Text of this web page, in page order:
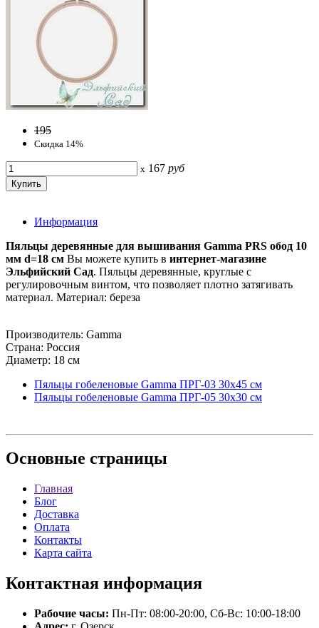
195
Скидка 14%
x 167 руб
Информация
Пяльцы деревянные для вышивания Gamma PRS обод 10
мм d=18 см Вы можете купить в интернет-магазине
Эльфийский Сад. Пяльцы деревянные, круглые с
регулировочным винтом, что позволяет плотно затягивать
материал. Материал: береза
Производитель: Gamma
Страна: Россия
Диаметр: 18 см
Пяльцы гобеленовые Gamma ПРГ-03 30х45 см
Пяльцы гобеленовые Gamma ПРГ-05 30х30 см
Основные страницы
Главная
Блог
Доставка
Оплата
Контакты
Карта сайта
Контактная информация
Рабочие часы: Пн-Пт: 08:00-20:00, Сб-Вс: 10:00-18:00